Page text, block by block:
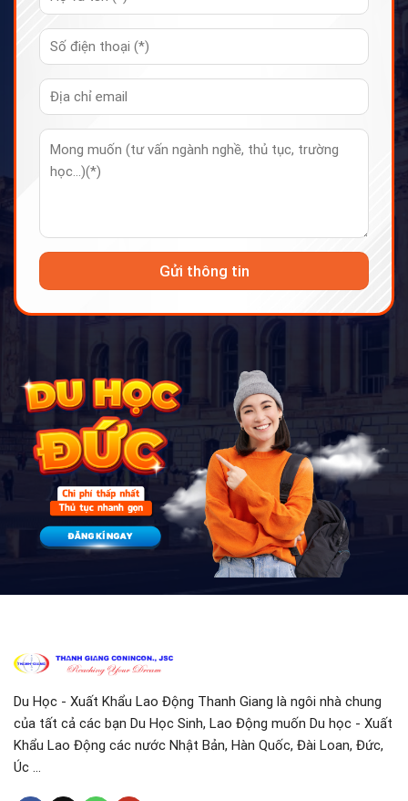
Du Học - Xuất Khẩu Lao Động Thanh Giang là ngôi nhà chung
của tất cả các bạn Du Học Sinh, Lao Động muốn Du học - Xuất
Khẩu Lao Động các nước Nhật Bản, Hàn Quốc, Đài Loan, Đức,
Úc ...